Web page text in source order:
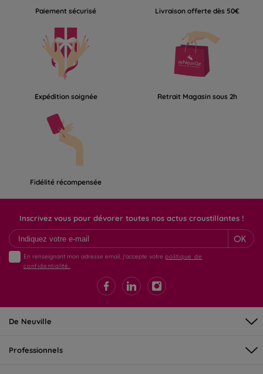
Paiement sécurisé Livraison offerte dès 50€
Expédition soignée Retrait Magasin sous 2h
Fidélité récompensée
Inscrivez vous pour dévorer toutes nos actus croustillantes !
OK
En renseignant mon adresse email, j'accepte votre politique de
confidentialité.
De Neuville
Professionnels